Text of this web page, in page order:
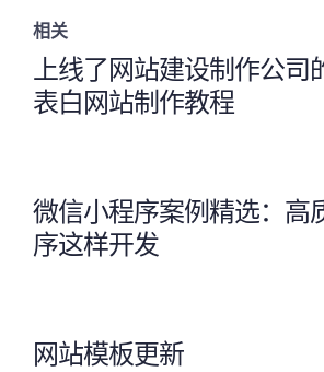
相关
上线了网站建设制作公司
表白网站制作教程
微信小程序案例精选：高
序这样开发
网站模板更新